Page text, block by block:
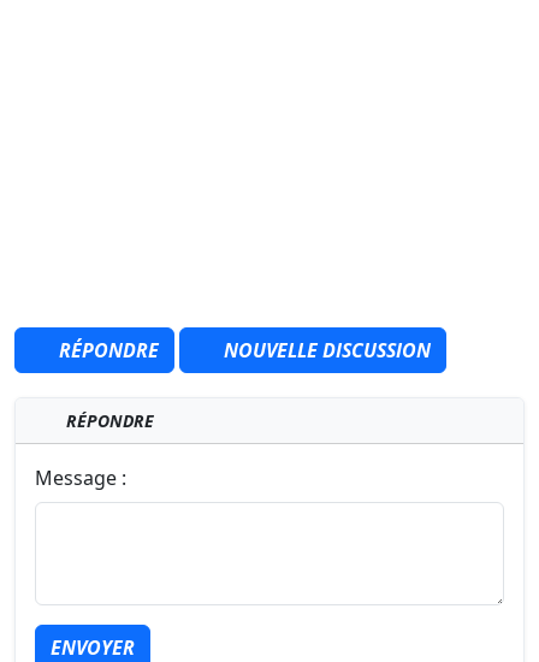
RÉPONDRE NOUVELLE DISCUSSION
RÉPONDRE
Message :
ENVOYER